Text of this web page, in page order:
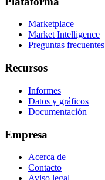
Marketplace
Market Intelligence
Preguntas frecuentes
Recursos
Informes
Datos y gráficos
Documentación
Empresa
Acerca de
Contacto